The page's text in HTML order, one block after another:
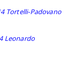
Tortelli-Padovano
Leonardo